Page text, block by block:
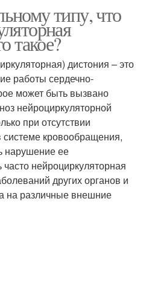
типу, что
такое?
дистония – это
работы сердечно-
может быть вызвано
нейроциркуляторной
при отсутствии
системе кровообращения,
нарушение ее
нейроциркуляторная
других органов и
на различные внешние